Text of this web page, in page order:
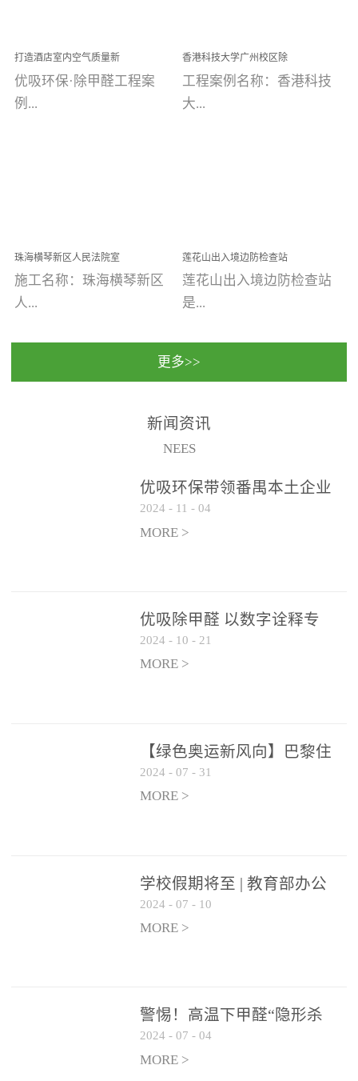
触媒、净醛王、祛味剂等
优吸系列产品，保质保量
完成生产任务，确保全国
将会成为一棵参天大树！
优吸环保截止2020年拥有
全国600家网点分支机构。
禾...
打造酒店室内空气质量新
标杆——优吸环保·标杆之
作：东莞美豪雅致酒店室
内空气治理工程纪实
优吸环保·除甲醛工程案
例...
香港科技大学广州校区除
甲醛项目圆满完成
工程案例名称：香港科技
大...
珠海横琴新区人民法院室
内除甲醛空气治理项目
施工名称：珠海横琴新区
人...
民法院室内除甲醛空气治
保施工日期：2020年1月珠
莲花山出入境边防检查站
室内除甲醛空气治理项目
莲花山出入境边防检查站
是...
国家通过设在对外开放口
（及各出入境边防检查
更多>>
新闻资讯
NEES
优吸环保带领番禺本​土企业
勇敢破局向“新”
2024 - 11 - 04
MORE >
优吸除甲醛 以数字诠释专
业，尽显除醛品牌实力！
2024 - 10 - 21
MORE >
【绿色奥运新风向】巴黎住
宿风波：优吸环保共建健康
绿色家居
2024 - 07 - 31
MORE >
学校假期将至 | 教育部办公
厅关于加强学校新建校舍室
内空气质量管理通知
2024 - 07 - 10
MORE >
警惕！高温下甲醛“隐形杀
手”来袭，你的家安全吗？
2024 - 07 - 04
MORE >